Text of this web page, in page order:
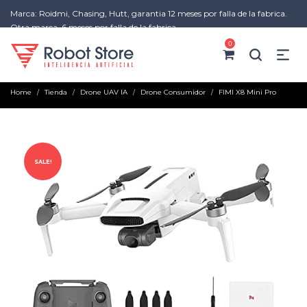
Marca: Roidmi, Chasing, Hutt, garantia 12 meses por falla de la fabrica.
Otra marca, 6 meses por falla de la fabrica
0
Home / Tienda / Drone UAV IA / Drone Consumidor / FIMI X8 Mini Pro
SALE!